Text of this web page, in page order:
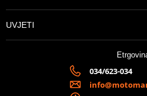
UVJETI
034/623-034